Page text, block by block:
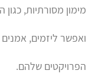
מימון מסורתיות,
ואפשר ליזמים,
הפרויקטים שלהם.